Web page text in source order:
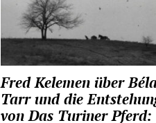
Fred Kelemen über
Tarr und die
von Das Turiner Pferd: